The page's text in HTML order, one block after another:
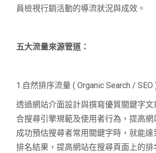
員檢視行銷活動的導流狀況與成效。
五大流量來源管道：
1.自然排序流量 ( Organic Search / SEO
透過網站介面設計與撰寫優質關鍵字
合搜尋引擎規範及使用者行為，提高網
成功預估搜尋者常用關鍵字時，就能
排名結果，提高網站在搜尋頁面上的排